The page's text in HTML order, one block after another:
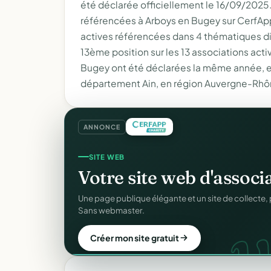
été déclarée officiellement le 16/09/
référencées à Arboys en Bugey sur
actives référencées dans 4 thématiques
13ème position sur les 13 associations
Bugey ont été déclarées la même année,
département Ain, en région Auvergne-
ANNONCE
SITE WEB
Votre site web
Une page publique élégante et un site de collecte,
Sans webmaster.
Créer mon site gratuit
COLLECTE DE DONS
Collectez des donsen
Campagnes, paiement sécurisé, reçu fiscal
donateur. 100 % gratuit.
Lancer ma collecte